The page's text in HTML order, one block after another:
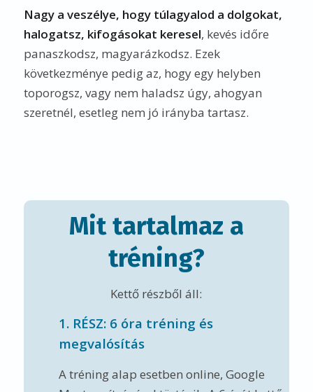
Nagy a veszélye, hogy túlagyalod a dolgokat,
halogatsz, kifogásokat keresel, kevés időre
panaszkodsz, magyarázkodsz. Ezek
következménye pedig az, hogy egy helyben
toporogsz, vagy nem haladsz úgy, ahogyan
szeretnél, esetleg nem jó irányba tartasz.
Mit tartalmaz a
tréning?
Kettő részből áll:
1. RÉSZ: 6 óra tréning és
megvalósítás
A tréning alap esetben online, Google